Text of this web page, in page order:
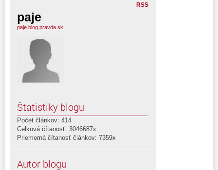
RSS
paje
paje.blog.pravda.sk
Štatistiky blogu
Počet článkov: 414
Celková čítanosť: 3046687x
Priemerná čítanosť článkov: 7359x
Autor blogu